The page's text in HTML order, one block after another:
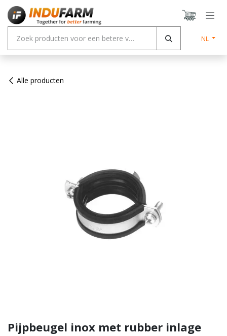
Overslaan naar inhoud
NL
Alle producten
Pijpbeugel inox met rubber inlage